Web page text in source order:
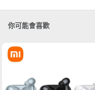
你可能會喜歡